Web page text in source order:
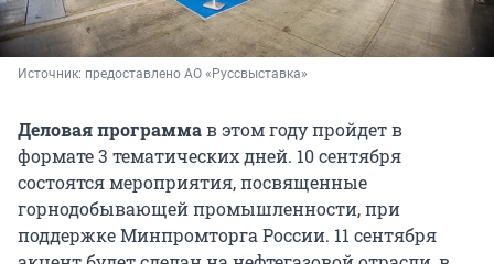
Источник: предоставлено АО «Руссвыставка»
Деловая программав этом году пройдет в
формате 3 тематических дней. 10 сентября
состоятся мероприятия, посвященные
горнодобывающей промышленности, при
поддержке Минпромторга России. 11 сентября